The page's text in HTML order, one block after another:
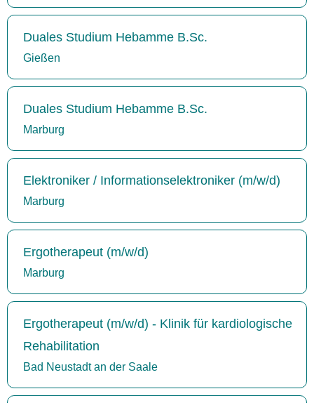
Duales Studium Hebamme B.Sc.
Gießen
Duales Studium Hebamme B.Sc.
Marburg
Elektroniker / Informationselektroniker (m/w/d)
Marburg
Ergotherapeut (m/w/d)
Marburg
Ergotherapeut (m/w/d) - Klinik für kardiologische
Rehabilitation
Bad Neustadt an der Saale